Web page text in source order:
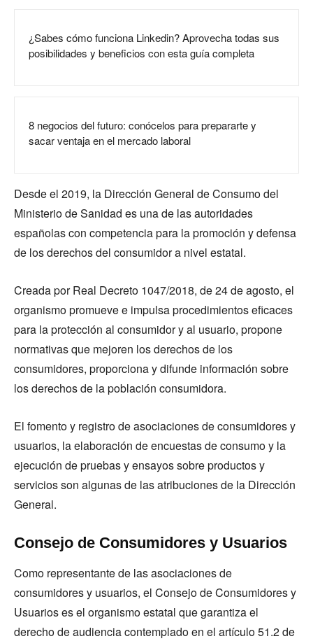
¿Sabes cómo funciona Linkedin? Aprovecha todas sus
posibilidades y beneficios con esta guía completa
8 negocios del futuro: conócelos para prepararte y
sacar ventaja en el mercado laboral
Desde el 2019, la Dirección General de Consumo del
Ministerio de Sanidad es una de las autoridades
españolas con competencia para la promoción y defensa
de los derechos del consumidor a nivel estatal.
Creada por Real Decreto 1047/2018, de 24 de agosto, el
organismo promueve e impulsa procedimientos eficaces
para la protección al consumidor y al usuario, propone
normativas que mejoren los derechos de los
consumidores, proporciona y difunde información sobre
los derechos de la población consumidora.
El fomento y registro de asociaciones de consumidores y
usuarios, la elaboración de encuestas de consumo y la
ejecución de pruebas y ensayos sobre productos y
servicios son algunas de las atribuciones de la Dirección
General.
Consejo de Consumidores y Usuarios
Como representante de las asociaciones de
consumidores y usuarios, el Consejo de Consumidores y
Usuarios es el organismo estatal que garantiza el
derecho de audiencia contemplado en el artículo 51.2 de